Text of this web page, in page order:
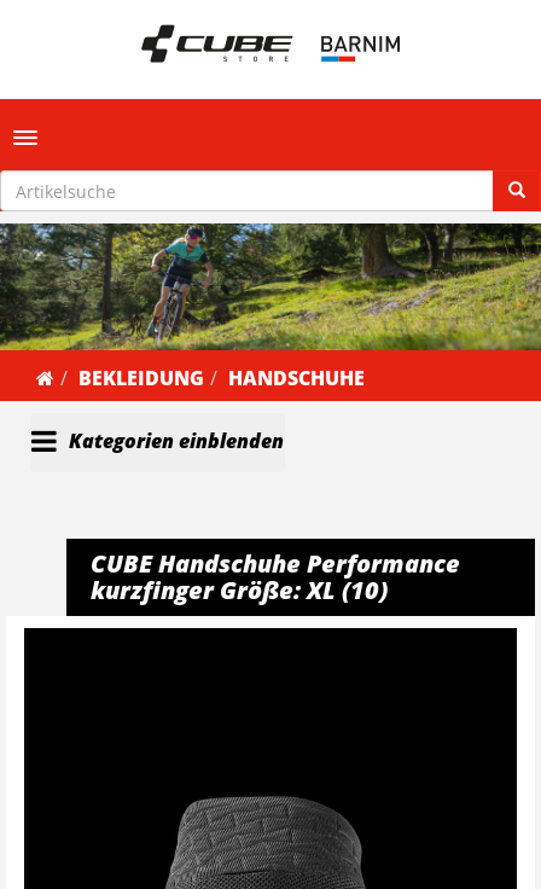
Toggle navigation
BEKLEIDUNG HANDSCHUHE
Kategorien einblenden
CUBE Handschuhe Performance
kurzfinger Größe: XL (10)